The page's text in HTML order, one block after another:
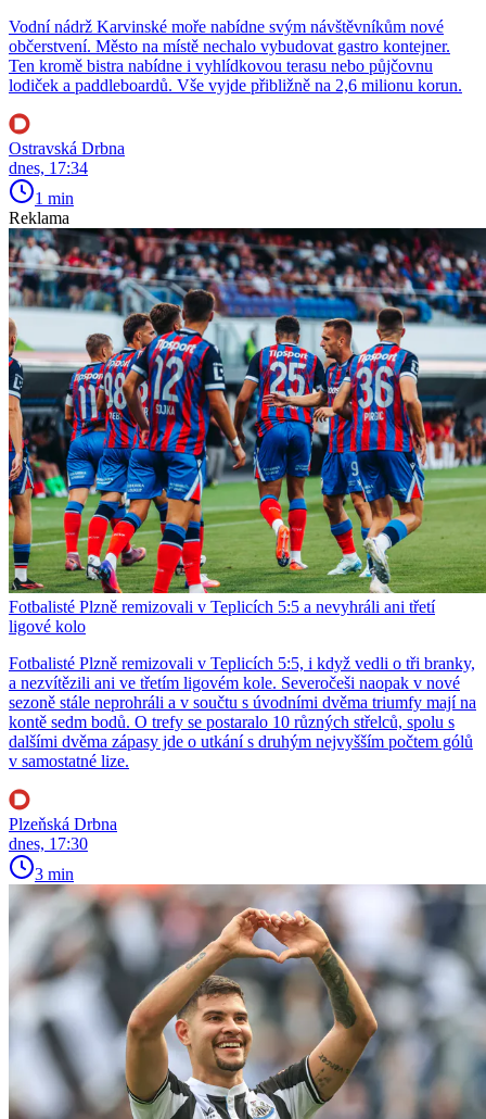
Vodní nádrž Karvinské moře nabídne svým návštěvníkům nové
občerstvení. Město na místě nechalo vybudovat gastro kontejner.
Ten kromě bistra nabídne i vyhlídkovou terasu nebo půjčovnu
lodiček a paddleboardů. Vše vyjde přibližně na 2,6 milionu korun.
Ostravská Drbna
dnes, 17:34
1 min
Reklama
Fotbalisté Plzně remizovali v Teplicích 5:5 a nevyhráli ani třetí
ligové kolo
Fotbalisté Plzně remizovali v Teplicích 5:5, i když vedli o tři branky,
a nezvítězili ani ve třetím ligovém kole. Severočeši naopak v nové
sezoně stále neprohráli a v součtu s úvodními dvěma triumfy mají na
kontě sedm bodů. O trefy se postaralo 10 různých střelců, spolu s
dalšími dvěma zápasy jde o utkání s druhým nejvyšším počtem gólů
v samostatné lize.
Plzeňská Drbna
dnes, 17:30
3 min